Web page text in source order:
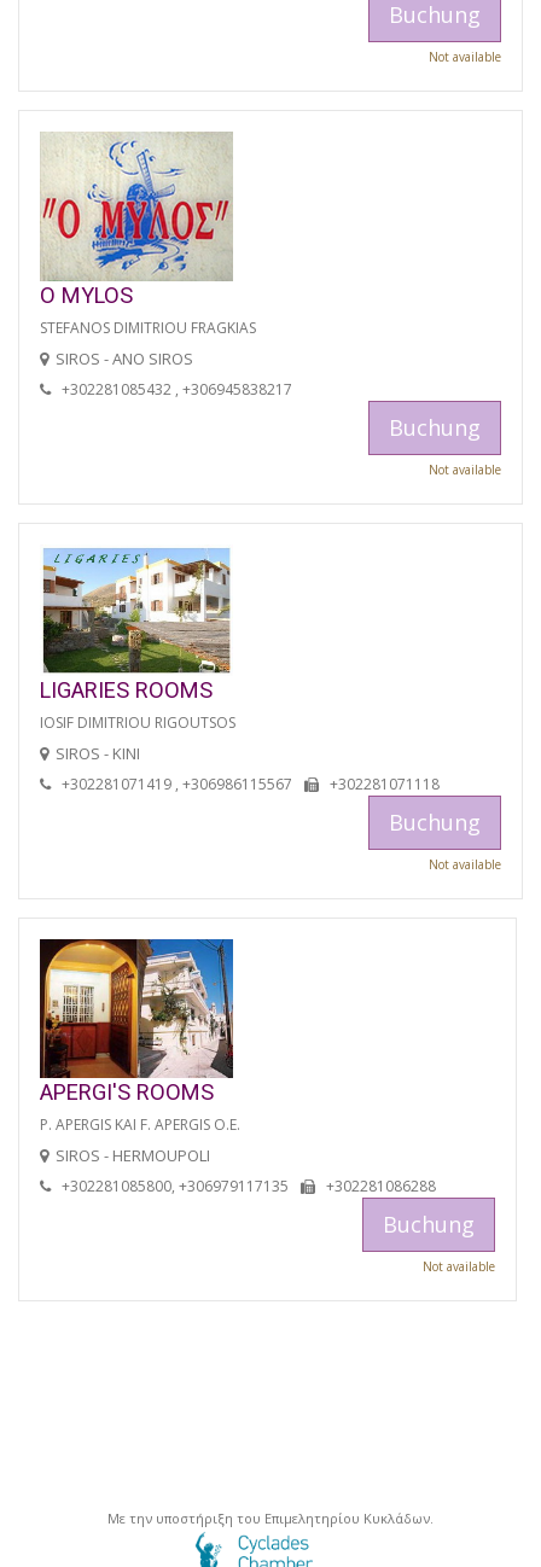
Buchung
Not available
O MYLOS
STEFANOS DIMITRIOU FRAGKIAS
SIROS - ANO SIROS
+302281085432 , +306945838217
Buchung
Not available
LIGARIES ROOMS
IOSIF DIMITRIOU RIGOUTSOS
SIROS - KINI
+302281071419 , +306986115567 +302281071118
Buchung
Not available
APERGI'S ROOMS
P. APERGIS KAI F. APERGIS O.E.
SIROS - HERMOUPOLI
+302281085800, +306979117135 +302281086288
Buchung
Not available
Με την υποστήριξη του Επιμελητηρίου Κυκλάδων.